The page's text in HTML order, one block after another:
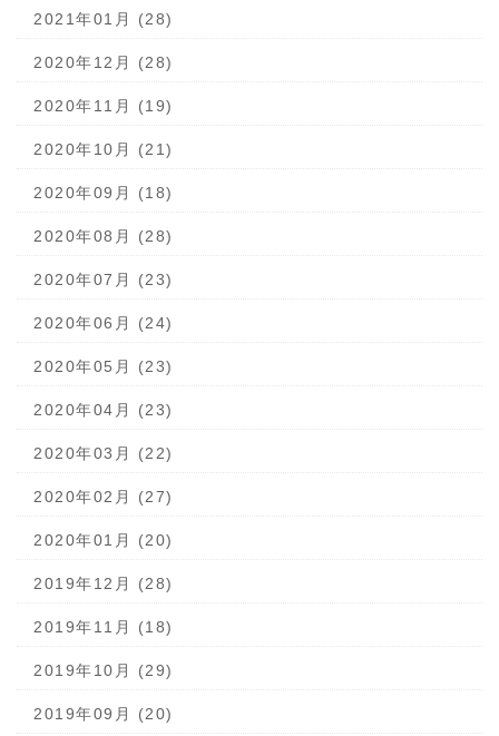
2021年01月 (28)
2020年12月 (28)
2020年11月 (19)
2020年10月 (21)
2020年09月 (18)
2020年08月 (28)
2020年07月 (23)
2020年06月 (24)
2020年05月 (23)
2020年04月 (23)
2020年03月 (22)
2020年02月 (27)
2020年01月 (20)
2019年12月 (28)
2019年11月 (18)
2019年10月 (29)
2019年09月 (20)